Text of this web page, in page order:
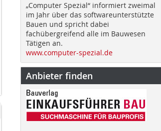
„Computer Spezial“ informiert zweimal
im Jahr über das softwareunterstützte
Bauen und spricht dabei
fachübergreifend alle im Bauwesen
Tätigen an.
www.computer-spezial.de
Anbieter finden